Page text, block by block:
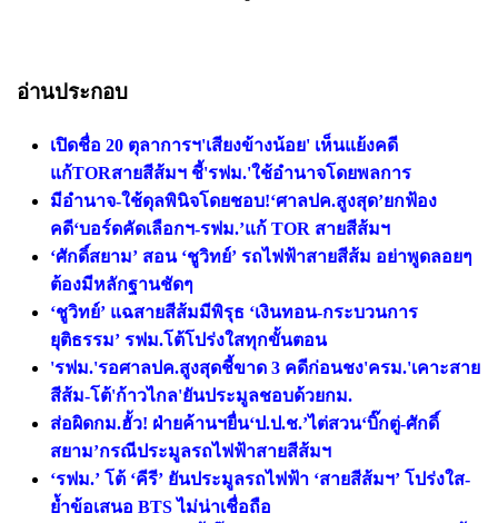
อ่านประกอบ
เปิดชื่อ 20 ตุลาการฯ'เสียงข้างน้อย' เห็นแย้งคดี
แก้TORสายสีส้มฯ ชี้'รฟม.'ใช้อำนาจโดยพลการ
มีอำนาจ-ใช้ดุลพินิจโดยชอบ!‘ศาลปค.สูงสุด’ยกฟ้อง
คดี‘บอร์ดคัดเลือกฯ-รฟม.’แก้ TOR สายสีส้มฯ
‘ศักดิ์สยาม’ สอน ‘ชูวิทย์’ รถไฟฟ้าสายสีส้ม อย่าพูดลอยๆ
ต้องมีหลักฐานชัดๆ
‘ชูวิทย์’ แฉสายสีส้มมีพิรุธ ‘เงินทอน-กระบวนการ
ยุติธรรม’ รฟม.โต้โปร่งใสทุกขั้นตอน
'รฟม.'รอศาลปค.สูงสุดชี้ขาด 3 คดีก่อนชง'ครม.'เคาะสาย
สีส้ม-โต้'ก้าวไกล'ยันประมูลชอบด้วยกม.
ส่อผิดกม.ฮั้ว! ฝ่ายค้านฯยื่น‘ป.ป.ช.’ไต่สวน‘บิ๊กตู่-ศักดิ์
สยาม’กรณีประมูลรถไฟฟ้าสายสีส้มฯ
‘รฟม.’ โต้ ‘คีรี’ ยันประมูลรถไฟฟ้า ‘สายสีส้มฯ’ โปร่งใส-
ย้ำข้อเสนอ BTS ไม่น่าเชื่อถือ